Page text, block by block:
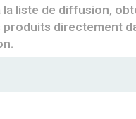
liste de diffusion,
produits directement